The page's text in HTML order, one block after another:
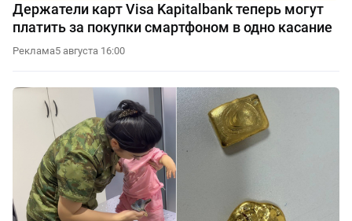
Держатели карт Visa Kapitalbank теперь могут
платить за покупки смартфоном в одно касание
Реклама5 августа 16:00